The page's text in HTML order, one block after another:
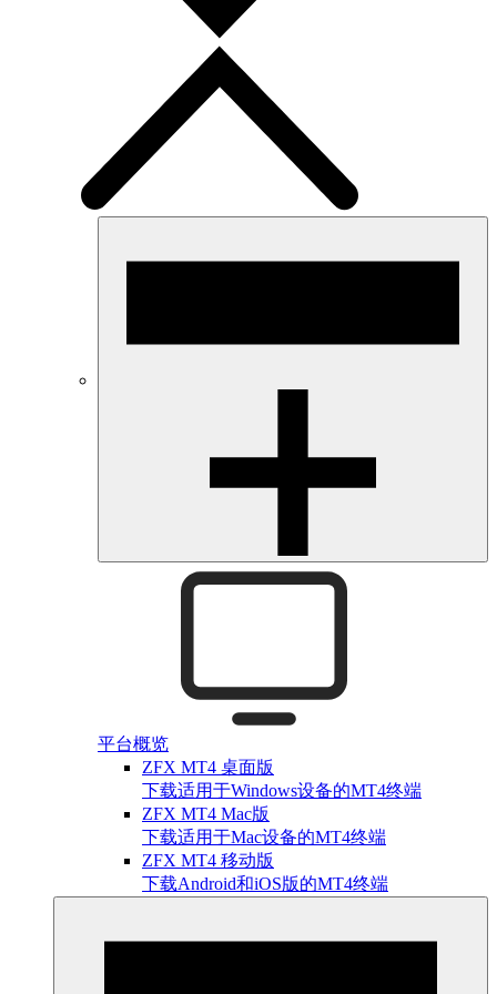
平台概览
ZFX MT4 桌面版
下载适用于Windows设备的MT4终端
ZFX MT4 Mac版
下载适用于Mac设备的MT4终端
ZFX MT4 移动版
下载Android和iOS版的MT4终端